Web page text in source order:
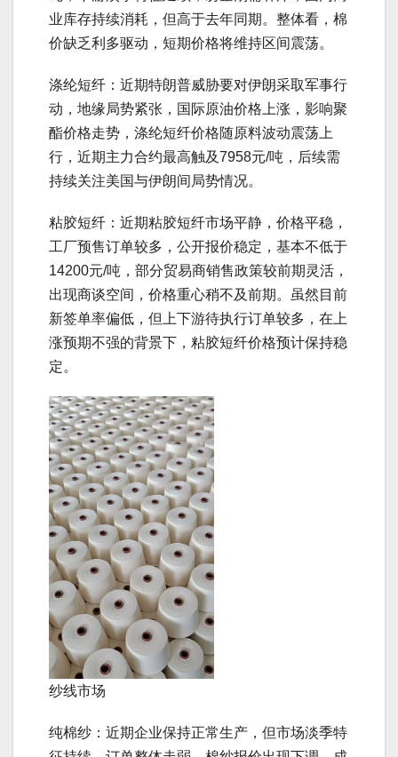
业库存持续消耗，但高于去年同期。整体看，棉
价缺乏利多驱动，短期价格将维持区间震荡。
涤纶短纤：近期特朗普威胁要对伊朗采取军事行
动，地缘局势紧张，国际原油价格上涨，影响聚
酯价格走势，涤纶短纤价格随原料波动震荡上
行，近期主力合约最高触及7958元/吨，后续需
持续关注美国与伊朗间局势情况。
粘胶短纤：近期粘胶短纤市场平静，价格平稳，
工厂预售订单较多，公开报价稳定，基本不低于
14200元/吨，部分贸易商销售政策较前期灵活，
出现商谈空间，价格重心稍不及前期。虽然目前
新签单率偏低，但上下游待执行订单较多，在上
涨预期不强的背景下，粘胶短纤价格预计保持稳
定。
纱线市场
纯棉纱：近期企业保持正常生产，但市场淡季特